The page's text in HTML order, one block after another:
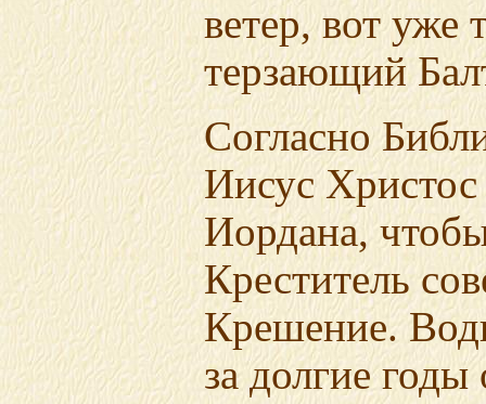
ветер, вот уже
терзающий
Согласно
Иисус
Иордана,
Креститель
Крешение.
за долгие